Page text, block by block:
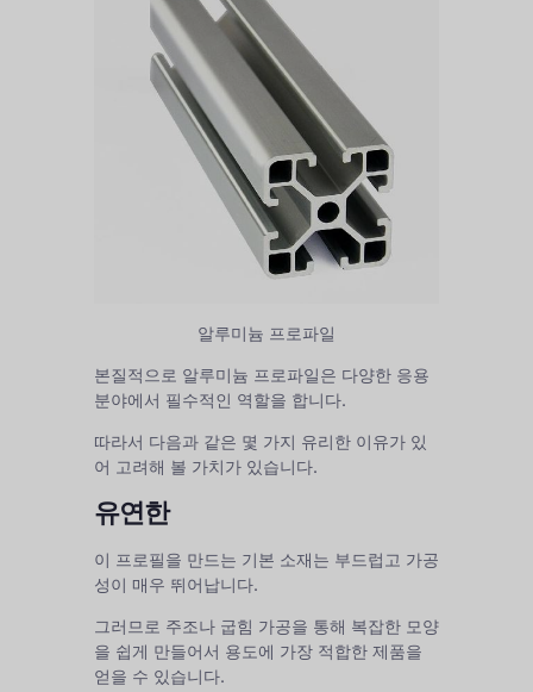
알루미늄 프로파일
본질적으로 알루미늄 프로파일은 다양한 응용
분야에서 필수적인 역할을 합니다.
따라서 다음과 같은 몇 가지 유리한 이유가 있
어 고려해 볼 가치가 있습니다.
유연한
이 프로필을 만드는 기본 소재는 부드럽고 가공
성이 매우 뛰어납니다.
그러므로 주조나 굽힘 가공을 통해 복잡한 모양
을 쉽게 만들어서 용도에 가장 적합한 제품을
얻을 수 있습니다.